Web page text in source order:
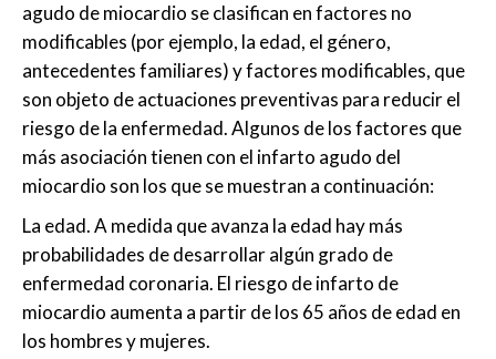
agudo de miocardio se clasifican en factores no
modificables (por ejemplo, la edad, el género,
antecedentes familiares) y factores modificables, que
son objeto de actuaciones preventivas para reducir el
riesgo de la enfermedad. Algunos de los factores que
más asociación tienen con el infarto agudo del
miocardio son los que se muestran a continuación:
La edad. A medida que avanza la edad hay más
probabilidades de desarrollar algún grado de
enfermedad coronaria. El riesgo de infarto de
miocardio aumenta a partir de los 65 años de edad en
los hombres y mujeres.